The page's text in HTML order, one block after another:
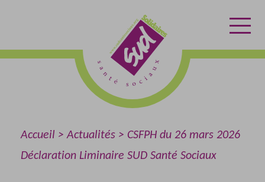
contenu
menu
l'accueil
Accueil Actualités
CSFPH du 26 mars 2026
Déclaration Liminaire SUD Santé Sociaux